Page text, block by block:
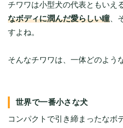
チワワは小型犬の代表ともいえ
なボディに潤んだ愛らしい瞳、
すよね。
そんなチワワは、一体どのよう
世界で一番小さな犬
コンパクトで引き締まったなボ